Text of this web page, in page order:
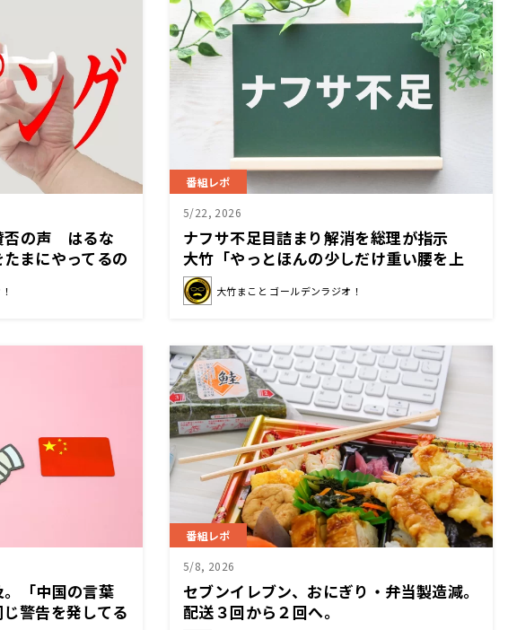
否の声 はるな
まにやってるの
ど」
番組レポ
5/22, 2026
ナフサ不足目詰まり解消を総理が指示
大竹「やっとほんの少しだけ重い腰を上
げた」
大竹まこと ゴールデンラジオ！
「中国の言葉
警告を発してる
番組レポ
5/8, 2026
セブンイレブン、おにぎり・弁当製造減。
配送３回から２回へ。